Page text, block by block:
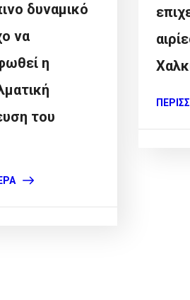
δυναμικό
να
η
του